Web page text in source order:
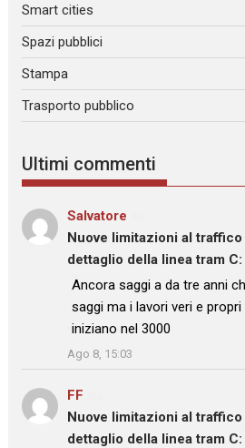
Smart cities
Spazi pubblici
Stampa
Trasporto pubblico
Ultimi commenti
Salvatore
Nuove limitazioni al
dettaglio della linea tram
: “
Ancora saggi a da tre anni
saggi ma i lavori veri e propri
iniziano nel 3000
”
Ago 8, 15:03
FF
Nuove limitazioni al
dettaglio della linea tram